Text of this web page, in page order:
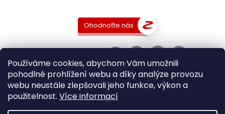
Používáme cookies, abychom Vám umožnili
pohodlné prohlížení webu a díky analýze provozu
webu neustále zlepšovali jeho funkce, výkon a
použitelnost. Více informací
Ohodnoťte nás
Copyright 2026DobraVina.cz. Všechna práva vyhrazena.
Upravit nastavení cookies